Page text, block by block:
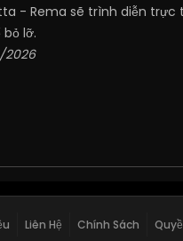
- Rema sẽ trình diễn trực
lỡ.
Liên Hệ Chính Sách